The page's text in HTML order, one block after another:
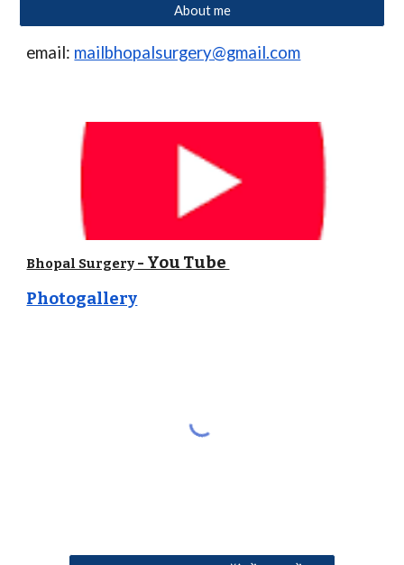
About me
email: mailbhopalsurgery@gmail.com
Bhopal Surgery - You Tube
Photogallery